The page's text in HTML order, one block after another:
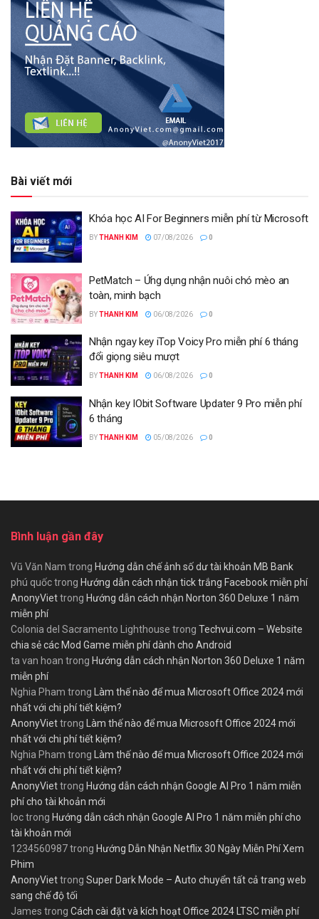
Bài viết mới
Khóa học AI For Beginners miễn phí từ Microsoft
BYTHANH KIM 07/08/2026 0
PetMatch – Ứng dụng nhận nuôi chó mèo an
toàn, minh bạch
BYTHANH KIM 06/08/2026 0
Nhận ngay key iTop Voicy Pro miễn phí 6 tháng
đổi giọng siêu mượt
BYTHANH KIM 06/08/2026 0
Nhận key IObit Software Updater 9 Pro miễn phí
6 tháng
BYTHANH KIM 05/08/2026 0
Bình luận gần đây
Vũ Văn Nam trong Hướng dẫn chế ảnh số dư tài khoản MB Bank
phú quốctrong Hướng dẫn cách nhận tick trắng Facebook miễn phí
AnonyViettrong Hướng dẫn cách nhận Norton 360 Deluxe 1 năm
miễn phí
Colonia del Sacramento Lighthouse trong Techvui.com – Website
chia sẻ các Mod Game miễn phí dành cho Android
ta van hoan trong Hướng dẫn cách nhận Norton 360 Deluxe 1 năm
miễn phí
Nghia Pham trong Làm thế nào để mua Microsoft Office 2024 mới
nhất với chi phí tiết kiệm?
AnonyViettrong Làm thế nào để mua Microsoft Office 2024 mới
nhất với chi phí tiết kiệm?
Nghia Pham trong Làm thế nào để mua Microsoft Office 2024 mới
nhất với chi phí tiết kiệm?
AnonyViettrong Hướng dẫn cách nhận Google AI Pro 1 năm miễn
phí cho tài khoản mới
loctrong Hướng dẫn cách nhận Google AI Pro 1 năm miễn phí cho
tài khoản mới
1234560987trong Hướng Dẫn Nhận Netflix 30 Ngày Miễn Phí Xem
Phim
AnonyViettrong Super Dark Mode – Auto chuyển tất cả trang web
sang chế độ tối
James trong Cách cài đặt và kích hoạt Office 2024 LTSC miễn phí